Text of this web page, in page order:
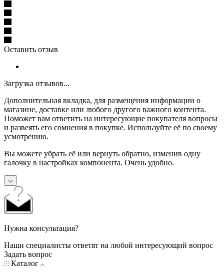
Оставить отзыв
Загрузка отзывов...
Дополнительная вкладка, для размещения информации о
магазине, доставке или любого другого важного контента.
Поможет вам ответить на интересующие покупателя вопросы
и развеять его сомнения в покупке. Используйте её по своему
усмотрению.
Вы можете убрать её или вернуть обратно, изменив одну
галочку в настройках компонента. Очень удобно.
Нужна консультация?
Наши специалисты ответят на любой интересующий вопрос
Задать вопрос
Каталог